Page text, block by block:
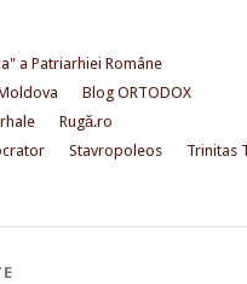
a Patriarhiei Române
Blog ORTODOX
Rugă.ro
Stavropoleos
Trinitas